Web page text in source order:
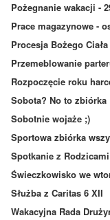
Pożegnanie wakacji -
Prace magazynowe -
Procesja Bożego Ciała
Przemeblowanie
Rozpoczęcie roku
Sobota? No to zbiórka
Sobotnie wojaże ;)
Sportowa zbiórka
Spotkanie z
Świeczkowisko we
Służba z Caritas 6 XII
Wakacyjna Rada